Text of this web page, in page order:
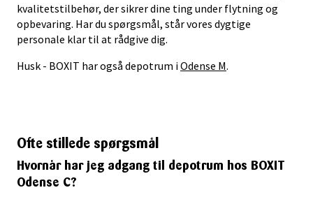
kvalitetstilbehør, der sikrer dine ting under flytning og
opbevaring. Har du spørgsmål, står vores dygtige
personale klar til at rådgive dig.
Husk - BOXIT har også depotrum iOdense M.
Ofte stillede spørgsmål
Hvornår har jeg adgang til depotrum hos BOXIT
Odense C?